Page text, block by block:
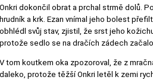
Onkri dokončil obrat a prchal strmě dolů.
hrudník a krk. Ezan vnímal jeho bolest
obhlédl svůj stav, zjistil, že srst jeho
protože sedlo se na dračích zádech
V tom koutkem oka zpozoroval, že z
daleko, protože těžší Onkri letěl k zemi